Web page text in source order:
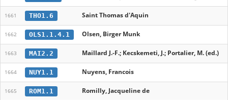
1661 THO1.6 Saint Thomas d'Aquin
1662 OLS1.1.4.1 Olsen, Birger Munk
1663 MAI2.2 Maillard J.-F.; Kecskemeti, J.; Portalier, M. (ed.)
1664 NUY1.1 Nuyens, Francois
1665 ROM1.1 Romilly, Jacqueline de